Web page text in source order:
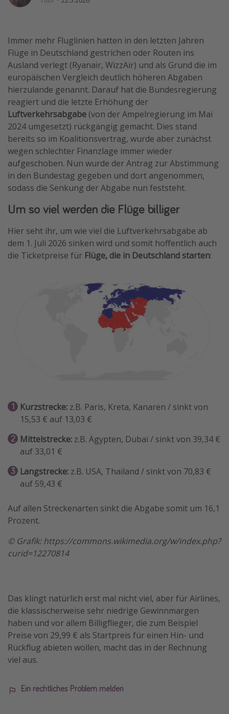
Disneyland Paris
Wochenendtrip
Singlereisen
Strandurlaub
Gruppenreisen
Hotels in Hamburg
Hotels in Amsterdam
Hotels am Achensee
Weitere Themen
Reise Journal
Familienurlaub in der Türkei
Bahnreisen in der Schweiz
Reisepassfreie Reiseziele
Last Minute Urlaub Mallorca
Last Minute Urlaub Deutschland
Immer mehr Fluglinien hatten in den letzten Jahren
Flüge in Deutschland gestrichen oder Routen ins
Ausland verlegt (Ryanair, WizzAir) und als Grund die im
europäischen Vergleich deutlich höheren Abgaben
hierzulande genannt. Darauf hat die Bundesregierung
reagiert und die letzte Erhöhung der
Luftverkehrsabgabe (von der Ampelregierung im Mai
2024 umgesetzt) rückgängig gemacht. Dies stand
bereits so im Koalitionsvertrag, wurde aber zunächst
wegen schlechter Finanzlage immer wieder
aufgeschoben. Nun wurde der Antrag zur Abstimmung
in den Bundestag gegeben und dort angenommen,
sodass die Senkung der Abgabe nun feststeht.
Um so viel werden die Flüge billiger
Hier seht ihr, um wie viel die Luftverkehrsabgabe ab
dem 1. Juli 2026 sinken wird und somit hoffentlich auch
die Ticketpreise für Flüge, die in Deutschland starten:
Kurzstrecke: z.B. Paris, Kreta, Kanaren / sinkt von
15,53 € auf 13,03 €
Mittelstrecke: z.B. Ägypten, Dubai / sinkt von 39,34 €
auf 33,01 €
Langstrecke: z.B. USA, Thailand / sinkt von 70,83 €
auf 59,43 €
Auf allen Streckenarten sinkt die Abgabe somit um 16,1
Prozent.
© Grafik: https://commons.wikimedia.org/w/index.php?
curid=12270814
Das klingt natürlich erst mal nicht viel, aber für Airlines,
die klassischerweise sehr niedrige Gewinnmargen
haben und vor allem Billigflieger, die zum Beispiel
Preise von 29,99 € als Startpreis für einen Hin- und
Rückflug abieten wollen, macht das in der Rechnung
viel aus.
Ein rechtliches Problem melden